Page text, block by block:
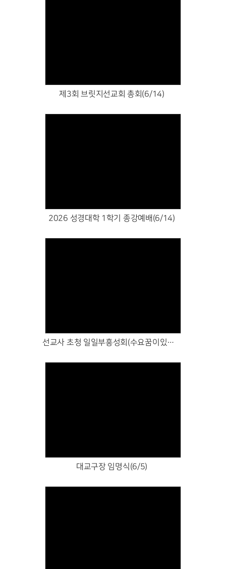
제3회 브릿지선교회 총회(6/14)
2026 성경대학 1학기 종강예배(6/14)
선교사 초청 일일부흥성회(수요꿈이있는예배)(6/10)
대교구장 임명식(6/5)